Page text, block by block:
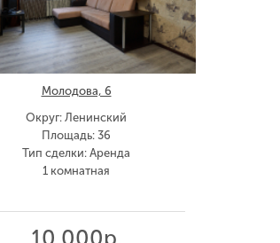
Молодова, 6
Округ: Ленинский
Площадь: 36
Тип сделки: Аренда
1 комнатная